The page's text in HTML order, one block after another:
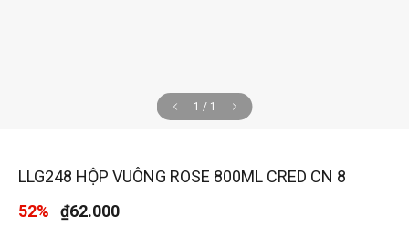
1 / 1
LLG248 HỘP VUÔNG ROSE 800ML CRED CN 8
52%
₫62.000